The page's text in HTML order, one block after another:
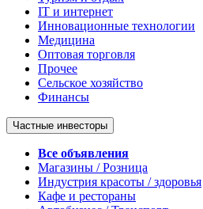
IT и интернет
Инновационные технологии
Медицина
Оптовая торговля
Прочее
Сельское хозяйство
Финансы
Частные инвесторы
Все объявления
Магазины / Розница
Индустрия красоты / здоровья
Кафе и рестораны